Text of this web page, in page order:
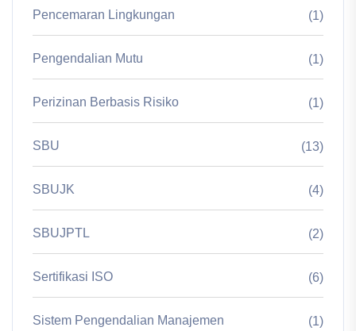
Pencemaran Lingkungan (1)
Pengendalian Mutu (1)
Perizinan Berbasis Risiko (1)
SBU (13)
SBUJK (4)
SBUJPTL (2)
Sertifikasi ISO (6)
Sistem Pengendalian Manajemen (1)